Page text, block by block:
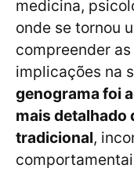
medicina,
onde se tornou
compreender
implicações na
genograma foi
mais detalhado
tradicional,